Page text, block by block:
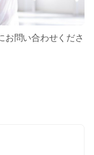
お問い合わせくださ